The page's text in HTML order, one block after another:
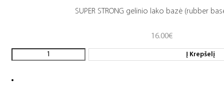
SUPER STRONG gelinio lako bazė (rubber
16.00€
Į Krepšelį